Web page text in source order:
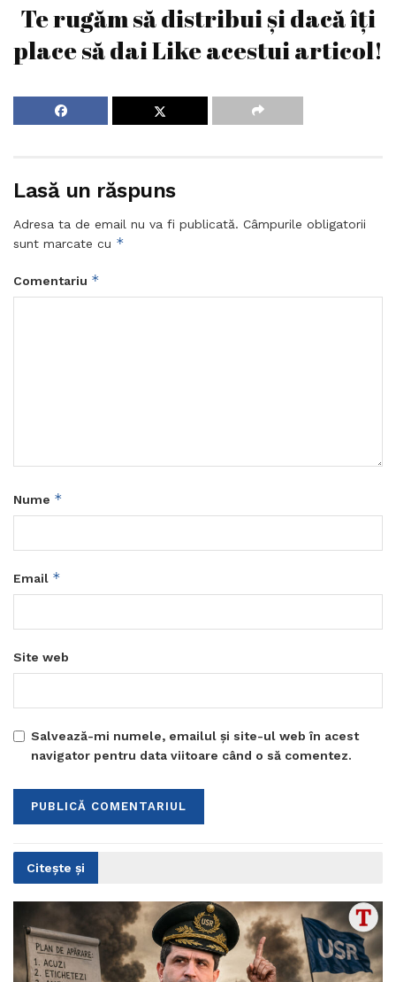
Te rugăm să distribui și dacă îți
place să dai Like acestui articol!
Lasă un răspuns
Adresa ta de email nu va fi publicată. Câmpurile obligatorii
sunt marcate cu *
Comentariu *
Nume *
Email *
Site web
Salvează-mi numele, emailul și site-ul web în acest
navigator pentru data viitoare când o să comentez.
Citește și